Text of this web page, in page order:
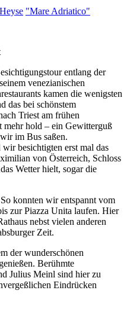
"Mare Adriatico"
entlang der
venezianischen
kamen die wenigsten
das bei schönstem
Triest am frühen
mehr hold – ein Gewitterguß
im Bus saßen.
besichtigten erst mal das
von Österreich, Schloss
Wetter hielt, sogar die
konnten wir entspannt vom
zur Piazza Unita laufen. Hier
nebst vielen anderen
Zeit.
der wunderschönen
Berühmte
Julius Meinl sind hier zu
Eindrücken